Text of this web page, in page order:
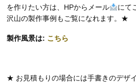
を作りたい方は、HPからメール
にて
沢山の製作事例もご覧になれます。★
製作風景は: こちら
★ お見積もりの場合には手書きのデザ